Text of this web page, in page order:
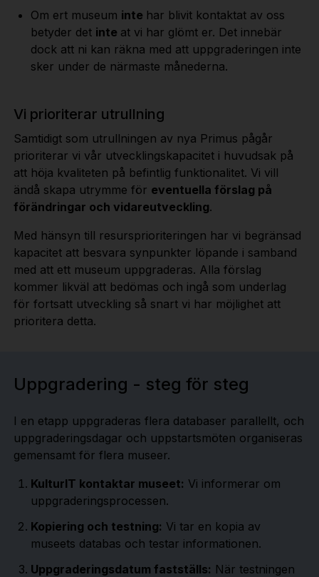
Om ert museum inte har blivit kontaktat av oss
betyder det inte at vi har glömt er. Det innebär
dock att ni kan räkna med att uppgraderingen inte
sker under de närmaste månederna.
Vi prioriterar utrullning
Samtidigt som utrullningen av nya Primus pågår
prioriterar vi vår utvecklingskapacitet i huvudsak på
att höja kvaliteten på befintlig funktionalitet. Vi vill
ändå skapa utrymme för eventuella förslag på
förändringar och vidareutveckling.
Med hänsyn till resursprioriteringen har vi begränsad
kapacitet att besvara synpunkter löpande i samband
med att ett museum uppgraderas. Alla förslag
kommer likväl att bedömas och ingå som underlag
för fortsatt utveckling så snart vi har möjlighet att
prioritera detta.
Uppgradering - steg för steg
I en etapp uppgraderas flera databaser parallellt, och
uppgraderingsdagar och uppstartsmöten organiseras
gemensamt för flera museer.
KulturIT kontaktar museet: Vi informerar om
uppgraderingsprocessen.
Kopiering och testning: Vi tar en kopia av
museets databas och testar informationen.
Uppgraderingsdatum fastställs: När testningen